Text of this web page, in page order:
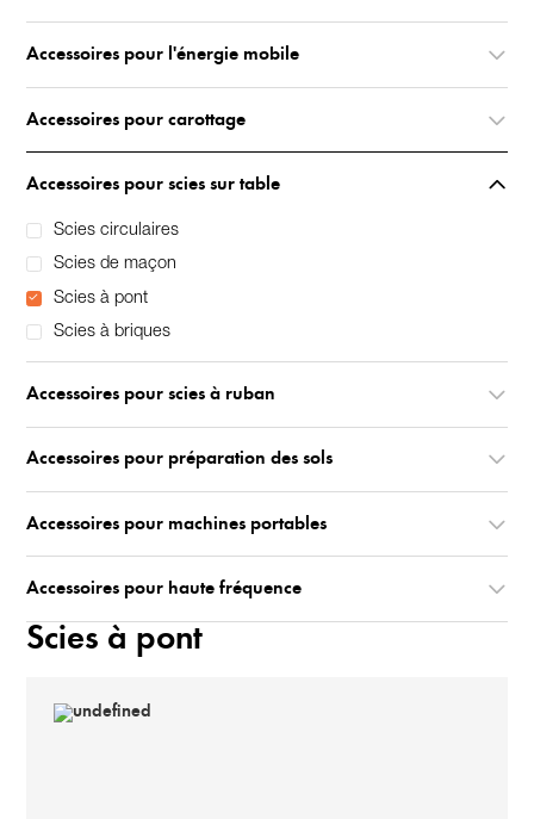
Accessoires pour l'énergie mobile
Accessoires pour carottage
Accessoires pour scies sur table
Scies circulaires
Scies de maçon
Scies à pont
Scies à briques
Accessoires pour scies à ruban
Accessoires pour préparation des sols
Accessoires pour machines portables
Accessoires pour haute fréquence
Scies à pont